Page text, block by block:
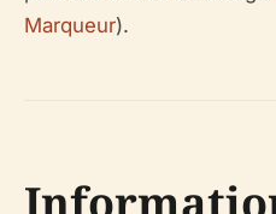
Marqueur).